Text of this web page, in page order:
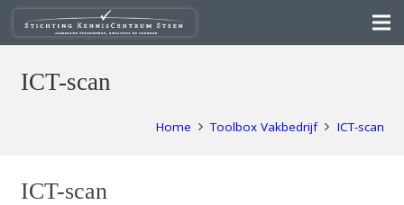
ICT-scan
Home Toolbox Vakbedrijf ICT-scan
ICT-scan